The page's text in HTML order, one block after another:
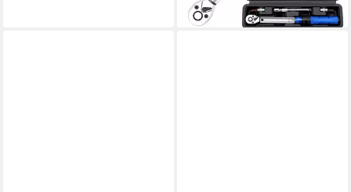
lieferbar - in 5-6 Werktagen bei dir